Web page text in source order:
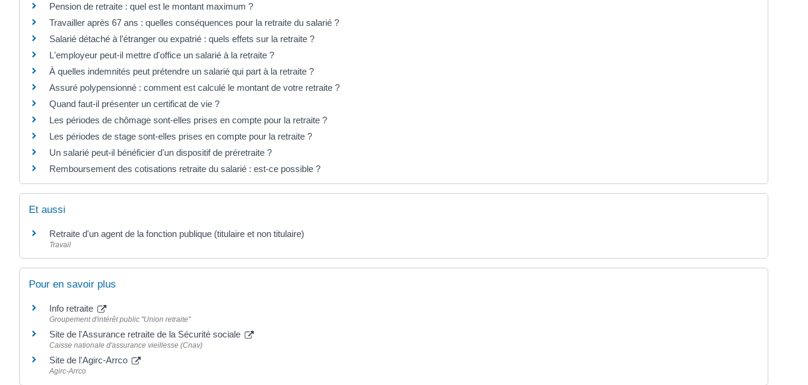
Pension de retraite : quel est le montant maximum ?
Travailler après 67 ans : quelles conséquences pour la retraite du salarié ?
Salarié détaché à l'étranger ou expatrié : quels effets sur la retraite ?
L'employeur peut-il mettre d'office un salarié à la retraite ?
À quelles indemnités peut prétendre un salarié qui part à la retraite ?
Assuré polypensionné : comment est calculé le montant de votre retraite ?
Quand faut-il présenter un certificat de vie ?
Les périodes de chômage sont-elles prises en compte pour la retraite ?
Les périodes de stage sont-elles prises en compte pour la retraite ?
Un salarié peut-il bénéficier d'un dispositif de préretraite ?
Remboursement des cotisations retraite du salarié : est-ce possible ?
Et aussi
Retraite d'un agent de la fonction publique (titulaire et non titulaire)
Travail
Pour en savoir plus
Info retraite
Groupement d'intérêt public "Union retraite"
Site de l'Assurance retraite de la Sécurité sociale
Caisse nationale d'assurance vieillesse (Cnav)
Site de l'Agirc-Arrco
Agirc-Arrco